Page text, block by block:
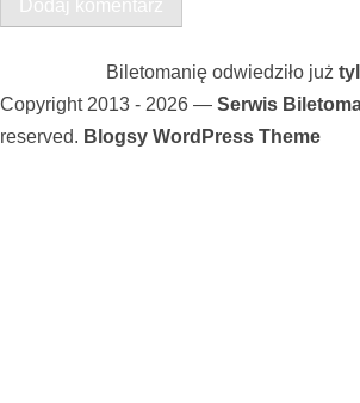
Biletomanię odwiedziło już
Copyright 2013 - 2026 — Serwis
reserved. Blogsy WordPress Theme